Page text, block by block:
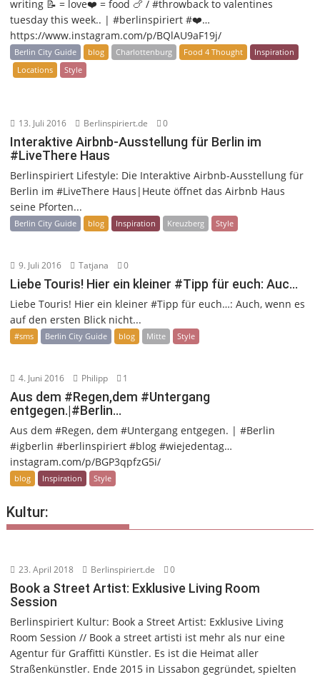
writing 📝 = love❤️ = food 🍗 / #throwback to valentines
tuesday this week.. | #berlinspiriert #❤️…
https://www.instagram.com/p/BQlAU9aF19j/
Berlin City Guide blog Charlottenburg Food 4 Thought
Inspiration
Locations
Style
13. Juli 2016 Berlinspiriert.de 0
Interaktive Airbnb-Ausstellung für Berlin im
#LiveThere Haus
Berlinspiriert Lifestyle: Die Interaktive Airbnb-Ausstellung für
Berlin im #LiveThere Haus|Heute öffnet das Airbnb Haus
seine Pforten...
Berlin City Guide blog Inspiration Kreuzberg Style
9. Juli 2016 Tatjana 0
Liebe Touris! Hier ein kleiner #Tipp für euch: Auc…
Liebe Touris! Hier ein kleiner #Tipp für euch…: Auch, wenn es
auf den ersten Blick nicht...
#sms Berlin City Guide blog Mitte Style
4. Juni 2016 Philipp 1
Aus dem #Regen,dem #Untergang
entgegen.|#Berlin…
Aus dem #Regen, dem #Untergang entgegen. | #Berlin
#igberlin #berlinspiriert #blog #wiejedentag…
instagram.com/p/BGP3qpfzG5i/
blog Inspiration Style
Kultur:
23. April 2018 Berlinspiriert.de 0
Book a Street Artist: Exklusive Living Room
Session
Berlinspiriert Kultur: Book a Street Artist: Exklusive Living
Room Session // Book a street artisti ist mehr als nur eine
Agentur für Graffitti Künstler. Es ist die Heimat aller
Straßenkünstler. Ende 2015 in Lissabon gegründet, spielten